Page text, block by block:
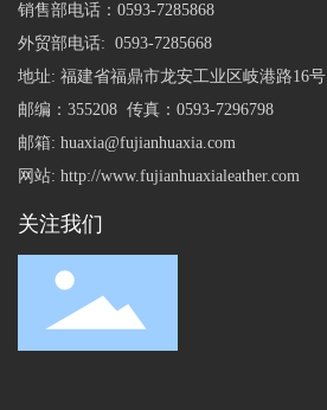
销售部电话： 0593-7285868
外贸部电话: 0593-7285668
地址: 福建省福鼎市龙安工业区岐港路16号
邮编：355208 传真：0593-7296798
邮箱: huaxia@fujianhuaxia.com
网站: http://www.fujianhuaxialeather.com
关注我们